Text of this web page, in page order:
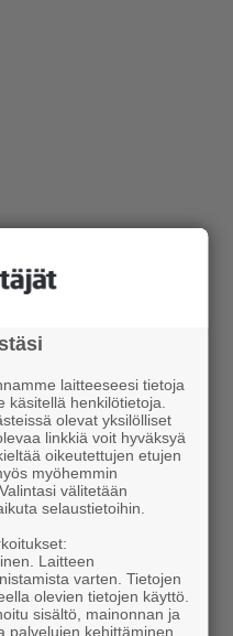
laitteeseesi tietoja
käsitellä henkilötietoja.
olevat yksilölliset
linkkiä voit hyväksyä
oikeutettujen etujen
myöhemmin
välitetään
selaustietoihin.
Laitteen
varten. Tietojen
olevien tietojen käyttö.
sisältö, mainonnan ja
kehittäminen .